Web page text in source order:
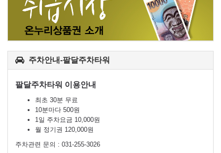
주차안내-팔달주차타워
팔달주차타워 이용안내
최초 30분 무료
10분마다 500원
1일 주차요금 10,000원
월 정기권 120,000원
주차관련 문의 : 031-255-3026